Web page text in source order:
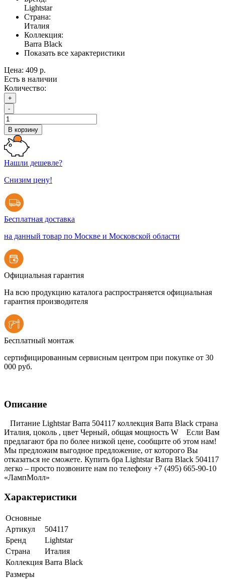
Lightstar
Страна:
Италия
Коллекция:
Barra Black
Показать все характеристики
Цена: 409 р.
Есть в наличии
Количество:
+
-
В корзину
Нашли дешевле?
Снизим цену!
Бесплатная доставка
на данный товар по Москве и Московской области
Официальная гарантия
На всю продукцию каталога распространяется официальная
гарантия производителя
Бесплатный монтаж
сертифицированным сервисным центром при покупке от 30
000 руб.
Описание
Питание Lightstar Barra 504117 коллекция Barra Black страна
Италия, цоколь , цвет Черный, общая мощность W Если Вам
предлагают бра по более низкой цене, сообщите об этом нам!
Мы предложим выгодное предложение, от которого Вы
отказаться не сможете. Купить бра Lightstar Barra Black 504117
легко – просто позвоните нам по телефону +7 (495) 665-90-10
«ЛампМолл»
Характеристики
Основные
Артикул
504117
Бренд
Lightstar
Страна
Италия
Коллекция Barra Black
Размеры